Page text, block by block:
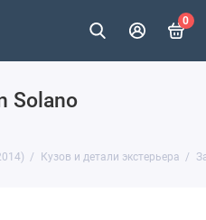
0
Solano
Кузов и детали экстерьера